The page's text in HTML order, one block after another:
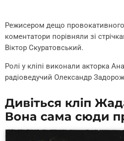
Режисером дещо провокативного
коментатори порівняли зі
Віктор Скуратовський.
Ролі у кліпі виконали акторка
радіоведучий Олександр
Дивіться кліп
Вона сама сюди